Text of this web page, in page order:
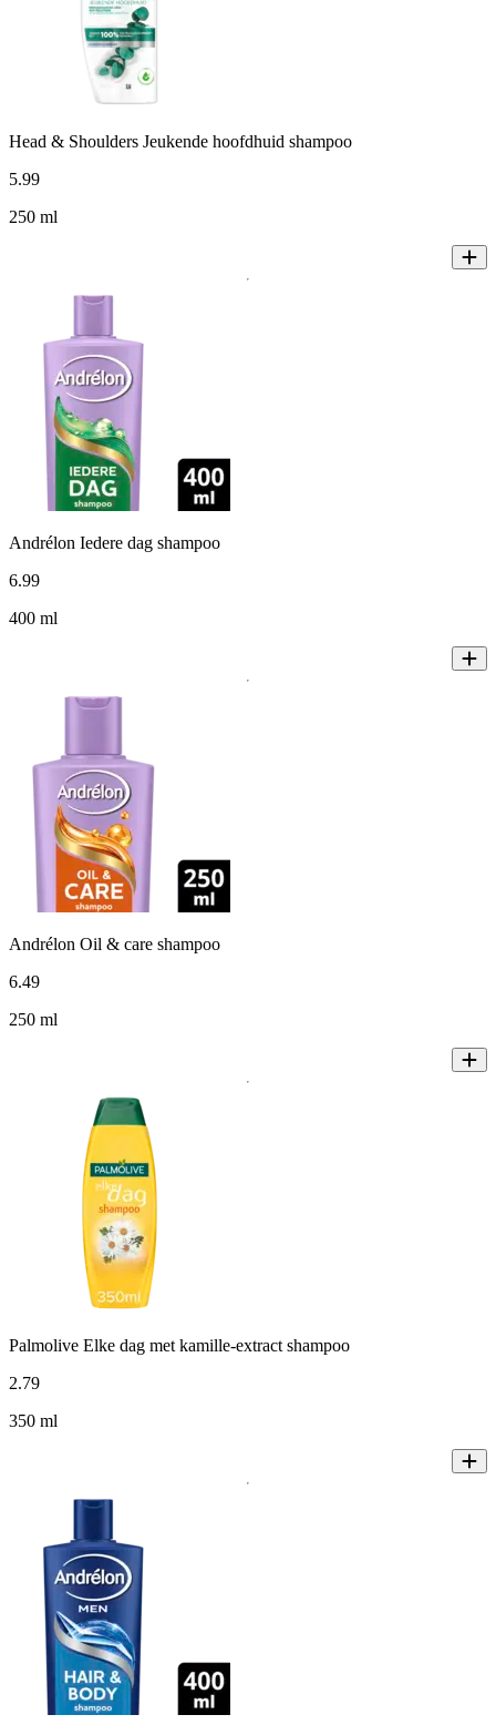
Head & Shoulders Jeukende hoofdhuid shampoo
5.99
250 ml
Andrélon Iedere dag shampoo
6.99
400 ml
Andrélon Oil & care shampoo
6.49
250 ml
Palmolive Elke dag met kamille-extract shampoo
2.79
350 ml